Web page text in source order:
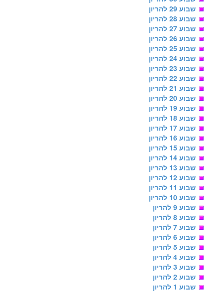
שבוע 29 להריון
שבוע 28 להריון
שבוע 27 להריון
שבוע 26 להריון
שבוע 25 להריון
שבוע 24 להריון
שבוע 23 להריון
שבוע 22 להריון
שבוע 21 להריון
שבוע 20 להריון
שבוע 19 להריון
שבוע 18 להריון
שבוע 17 להריון
שבוע 16 להריון
שבוע 15 להריון
שבוע 14 להריון
שבוע 13 להריון
שבוע 12 להריון
שבוע 11 להריון
שבוע 10 להריון
שבוע 9 להריון
שבוע 8 להריון
שבוע 7 להריון
שבוע 6 להריון
שבוע 5 להריון
שבוע 4 להריון
שבוע 3 להריון
שבוע 2 להריון
שבוע 1 להריון